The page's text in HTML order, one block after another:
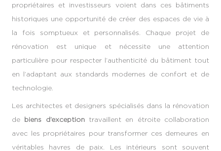
propriétaires et investisseurs voient dans ces bâtiments
historiques une opportunité de créer des espaces de vie à
la fois somptueux et personnalisés. Chaque projet de
rénovation est unique et nécessite une attention
particulière pour respecter l’authenticité du bâtiment tout
en l’adaptant aux standards modernes de confort et de
technologie.
Les architectes et designers spécialisés dans la rénovation
de biens d’exceptiontravaillent en étroite collaboration
avec les propriétaires pour transformer ces demeures en
véritables havres de paix. Les intérieurs sont souvent